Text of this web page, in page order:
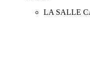
LA SALLE